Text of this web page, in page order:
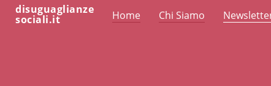
disuguaglianze
sociali.it Home Chi Siamo